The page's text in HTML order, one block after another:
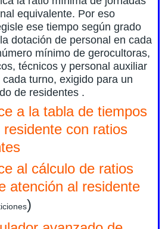
equivalente. Por eso
ese tiempo según grado
dotación de personal en cada
mínimo de gerocultoras,
técnicos y personal auxiliar
turno, exigido para un
de residentes .
a la tabla de tiempos
con ratios
al cálculo de ratios
atención al residente
)